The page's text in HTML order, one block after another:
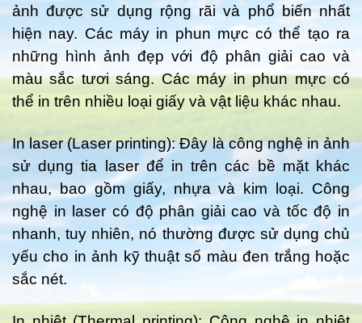
ảnh được sử dụng rộng rãi và phổ biến nhất
hiện nay. Các máy in phun mực có thể tạo ra
những hình ảnh đẹp với độ phân giải cao và
màu sắc tươi sáng. Các máy in phun mực có
thể in trên nhiều loại giấy và vật liệu khác nhau.
In laser (Laser printing): Đây là công nghệ in ảnh
sử dụng tia laser để in trên các bề mặt khác
nhau, bao gồm giấy, nhựa và kim loại. Công
nghệ in laser có độ phân giải cao và tốc độ in
nhanh, tuy nhiên, nó thường được sử dụng chủ
yếu cho in ảnh kỹ thuật số màu đen trắng hoặc
sắc nét.